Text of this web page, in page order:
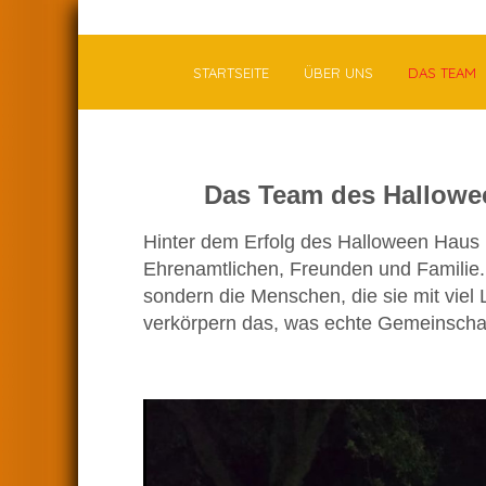
STARTSEITE ÜBER UNS DAS TEAM
Das Team des
Hinter dem Erfolg des Halloween
Ehrenamtlichen, Freunden und
sondern die Menschen, die sie mit viel
verkörpern das, was echte